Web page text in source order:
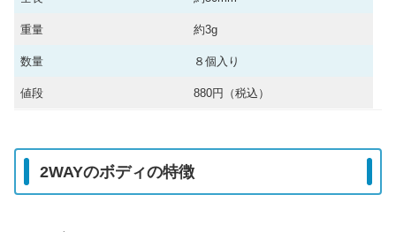
重量 約3g
数量 ８個入り
値段 880円（税込）
2WAYのボディの特徴